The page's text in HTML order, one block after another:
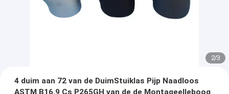
2/3
4 duim aan 72 van de DuimStuiklas Pijp Naadloos